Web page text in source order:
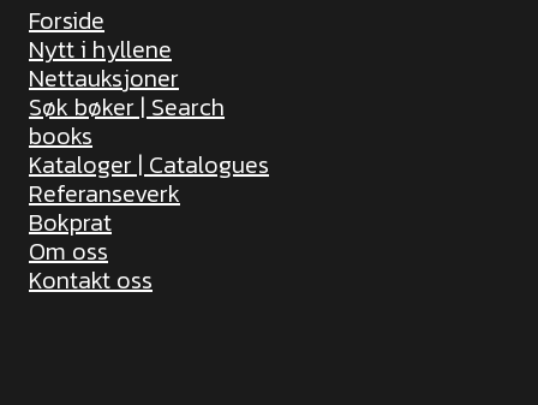
Forside
Nytt i hyllene
Nettauksjoner
Søk bøker | Search
books
Kataloger | Catalogues
Referanseverk
Bokprat
Om oss
Kontakt oss